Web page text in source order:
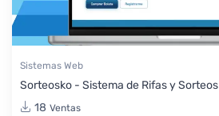
Sistemas Web
Sorteosko - Sistema de Rifas y Sorteos
18 Ventas